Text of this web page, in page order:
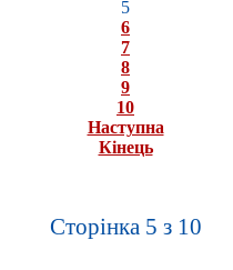
5
6
7
8
9
10
Наступна
Кінець
Сторінка 5 з 10